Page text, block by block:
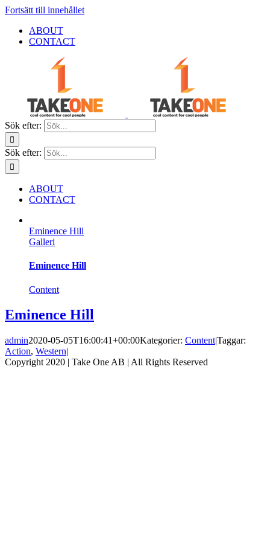
Fortsätt till innehållet
ABOUT
CONTACT
Sök efter:
Sök efter:
ABOUT
CONTACT
Eminence Hill
Galleri
Eminence Hill
Content
Eminence Hill
admin2020-05-05T16:00:41+00:00Kategorier: Content|Taggar:
Action, Western|
Copyright 2020 | Take One AB | All Rights Reserved